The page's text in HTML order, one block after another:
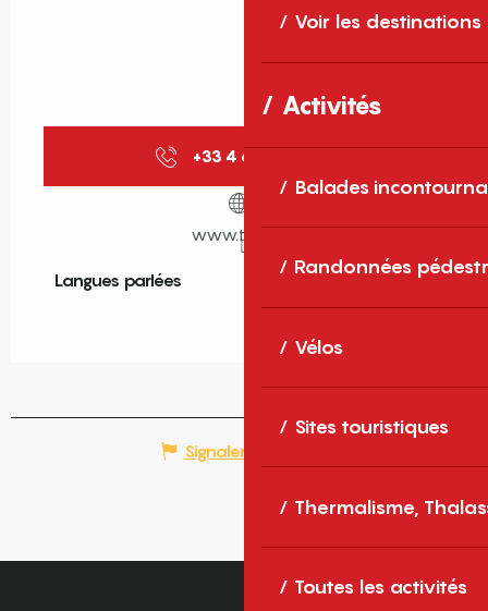
Voir les destinations
Activités
Balades
Randonnées
Vélos
Sites touristiques
Thermalisme,
Toutes les activités
+33 4 68 52 50
www.thrifty.fr
Langues parlées
Langues parlées
Signaler une erreur